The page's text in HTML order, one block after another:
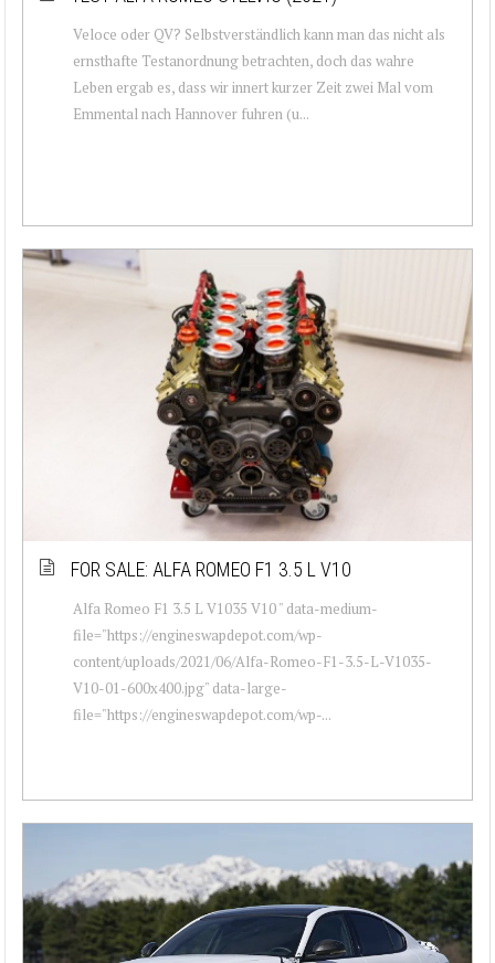
Veloce oder QV? Selbstverständlich kann man das nicht als
ernsthafte Testanordnung betrachten, doch das wahre
Leben ergab es, dass wir innert kurzer Zeit zwei Mal vom
Emmental nach Hannover fuhren (u...
FOR SALE: ALFA ROMEO F1 3.5 L V10
Alfa Romeo F1 3.5 L V1035 V10 " data-medium-
file="https://engineswapdepot.com/wp-
content/uploads/2021/06/Alfa-Romeo-F1-3.5-L-V1035-
V10-01-600x400.jpg" data-large-
file="https://engineswapdepot.com/wp-...